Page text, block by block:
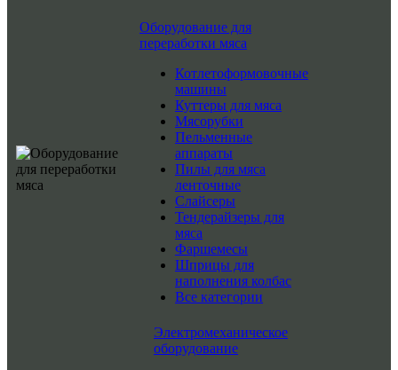
Оборудование для
переработки мяса
Котлетоформовочные
машины
Куттеры для мяса
Мясорубки
Пельменные
аппараты
Пилы для мяса
ленточные
Слайсеры
Тендерайзеры для
мяса
Фаршемесы
Шприцы для
наполнения колбас
Все категории
Электромеханическое
оборудование